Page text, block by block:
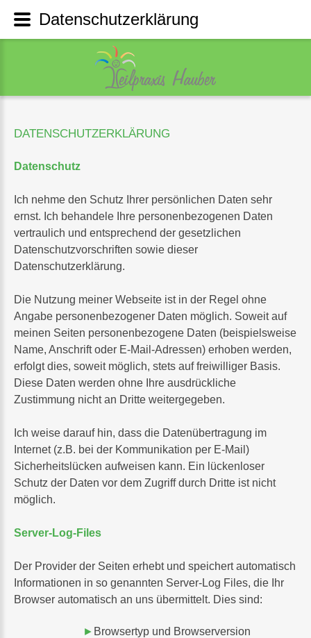
DATENSCHUTZERKLÄRUNG
Datenschutz
Ich nehme den Schutz Ihrer persönlichen Daten sehr
ernst. Ich behandele Ihre personenbezogenen Daten
vertraulich und entsprechend der gesetzlichen
Datenschutzvorschriften sowie dieser
Datenschutzerklärung.
Die Nutzung meiner Webseite ist in der Regel ohne
Angabe personenbezogener Daten möglich. Soweit auf
meinen Seiten personenbezogene Daten (beispielsweise
Name, Anschrift oder E-Mail-Adressen) erhoben werden,
erfolgt dies, soweit möglich, stets auf freiwilliger Basis.
Diese Daten werden ohne Ihre ausdrückliche
Zustimmung nicht an Dritte weitergegeben.
Ich weise darauf hin, dass die Datenübertragung im
Internet (z.B. bei der Kommunikation per E-Mail)
Sicherheitslücken aufweisen kann. Ein lückenloser
Schutz der Daten vor dem Zugriff durch Dritte ist nicht
möglich.
Server-Log-Files
Der Provider der Seiten erhebt und speichert automatisch
Informationen in so genannten Server-Log Files, die Ihr
Browser automatisch an uns übermittelt. Dies sind:
Browsertyp und Browserversion
Datenschutzerklärung